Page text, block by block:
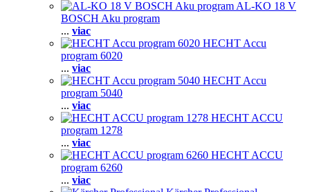
AL-KO 18 V
BOSCH Aku program
... viac
HECHT Accu
program 6020
... viac
HECHT Accu
program 5040
... viac
HECHT ACCU
program 1278
... viac
HECHT ACCU
program 6260
... viac